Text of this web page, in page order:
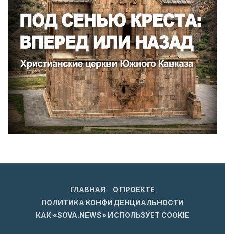
ГЛАВНАЯ
О ПРОЕКТЕ
ПОЛИТИКА КОНФИДЕНЦИАЛЬНОСТИ
КАК «SOVA.NEWS» ИСПОЛЬЗУЕТ COOKIE